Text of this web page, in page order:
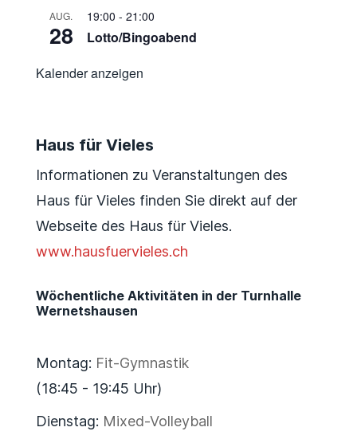
AUG.
28
19:00 - 21:00
Lotto/Bingoabend
Kalender anzeigen
Haus für Vieles
Informationen zu Veranstaltungen des
Haus für Vieles finden Sie direkt auf der
Webseite des Haus für Vieles.
www.hausfuervieles.ch
Wöchentliche Aktivitäten in der Turnhalle
Wernetshausen
Montag: Fit-Gymnastik
(18:45 - 19:45 Uhr)
Dienstag: Mixed-Volleyball